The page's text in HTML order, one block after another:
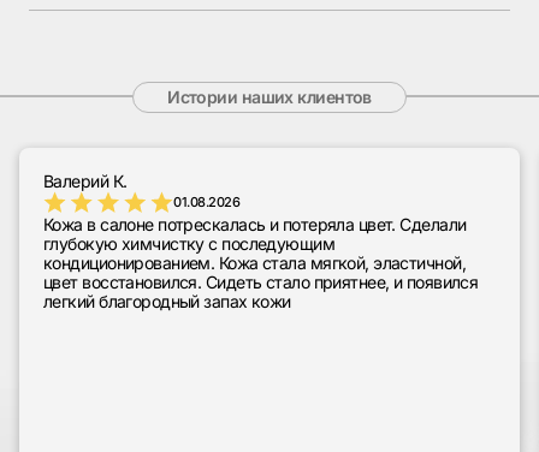
Истории наших клиентов
Валерий К.
01.08.2026
Кожа в салоне потрескалась и потеряла цвет. Сделали
глубокую химчистку с последующим
кондиционированием. Кожа стала мягкой, эластичной,
цвет восстановился. Сидеть стало приятнее, и появился
легкий благородный запах кожи